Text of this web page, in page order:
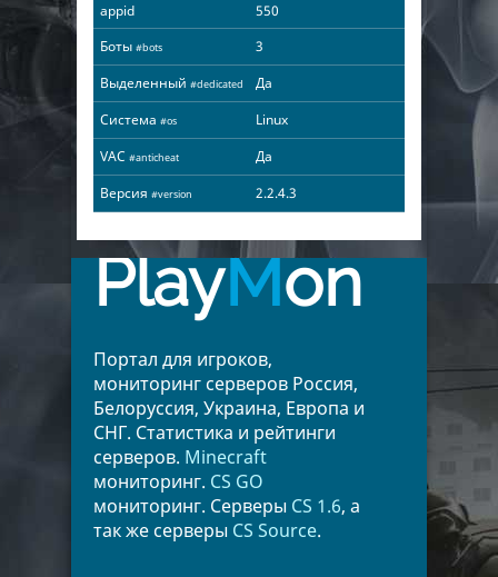
appid
550
Боты #bots
3
Выделенный #dedicated
Да
Система #os
Linux
VAC #anticheat
Да
Версия #version 2.2.4.3
PlayMon
Портал для игроков,
мониторинг серверов Россия,
Белоруссия, Украина, Европа и
СНГ. Статистика и рейтинги
серверов. Minecraft
мониторинг. CS GO
мониторинг. Серверы CS 1.6, а
так же серверы CS Source.